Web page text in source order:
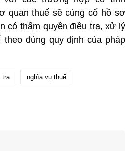
quan thuế sẽ củng cố hồ sơ
có thẩm quyền điều tra, xử lý
theo đúng quy định của pháp
tra nghĩa vụ thuế